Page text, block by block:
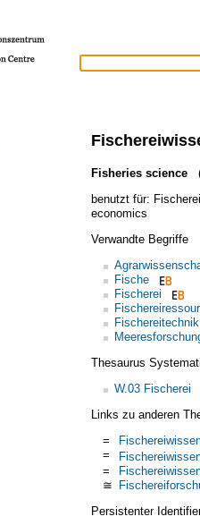
Fisheries science
benutzt für:
economics
Verwandte Begriffe
Fische
Fischerei
Fischereitechnik
Thesaurus
W.03 Fischerei
Links zu anderen
=
=
=
≅
Persistenter